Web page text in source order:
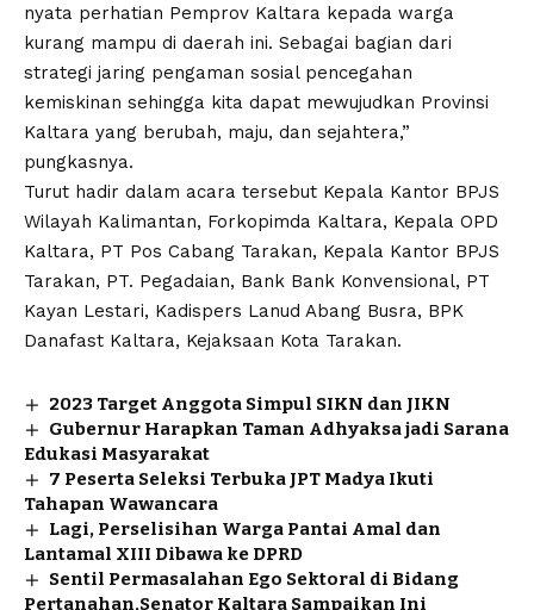
nyata perhatian Pemprov Kaltara kepada warga
kurang mampu di daerah ini. Sebagai bagian dari
strategi jaring pengaman sosial pencegahan
kemiskinan sehingga kita dapat mewujudkan Provinsi
Kaltara yang berubah, maju, dan sejahtera,”
pungkasnya.
Turut hadir dalam acara tersebut Kepala Kantor BPJS
Wilayah Kalimantan, Forkopimda Kaltara, Kepala OPD
Kaltara, PT Pos Cabang Tarakan, Kepala Kantor BPJS
Tarakan, PT. Pegadaian, Bank Bank Konvensional, PT
Kayan Lestari, Kadispers Lanud Abang Busra, BPK
Danafast Kaltara, Kejaksaan Kota Tarakan.
2023 Target Anggota Simpul SIKN dan JIKN
Gubernur Harapkan Taman Adhyaksa jadi Sarana
Edukasi Masyarakat
7 Peserta Seleksi Terbuka JPT Madya Ikuti
Tahapan Wawancara
Lagi, Perselisihan Warga Pantai Amal dan
Lantamal XIII Dibawa ke DPRD
Sentil Permasalahan Ego Sektoral di Bidang
Pertanahan,Senator Kaltara Sampaikan Ini